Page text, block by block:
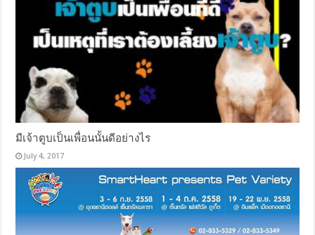
มีเจ้าตูบเป็นเพื่อนนั้นดีอย่างไร
July 4, 2017